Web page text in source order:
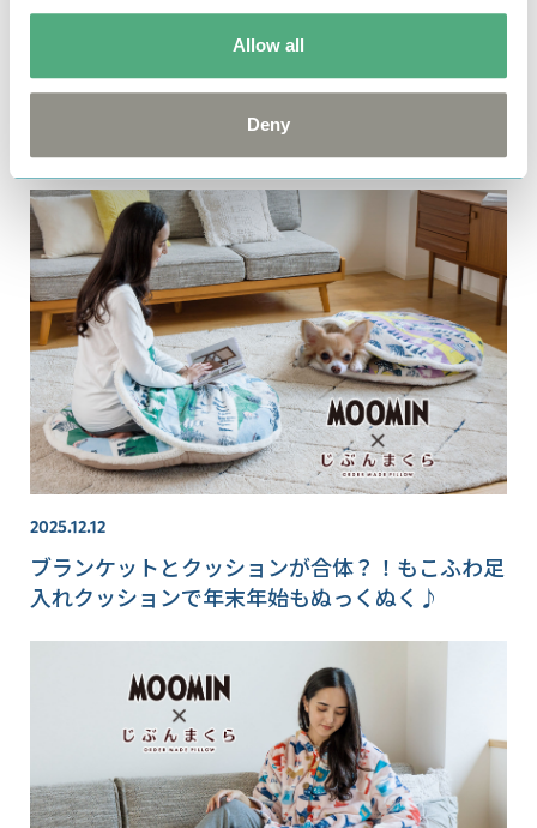
Allow all
Deny
2025.12.18
【MOOMIN SHOP ONLINE】年末年始の模様替
2025.12.12
ブランケットとクッションが合体？！もこふわ足
入れクッションで年末年始もぬっくぬく♪